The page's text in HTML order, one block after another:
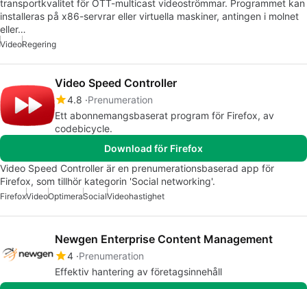
transportkvalitet för OTT-multicast videoströmmar. Programmet kan
installeras på x86-servrar eller virtuella maskiner, antingen i molnet
eller…
VideoRegering
Video Speed Controller
4.8 Prenumeration
Ett abonnemangsbaserat program för Firefox, av
codebicycle.
Download för Firefox
Video Speed Controller är en prenumerationsbaserad app för
Firefox, som tillhör kategorin 'Social networking'.
FirefoxVideoOptimeraSocialVideohastighet
Newgen Enterprise Content Management
4 Prenumeration
Effektiv hantering av företagsinnehåll